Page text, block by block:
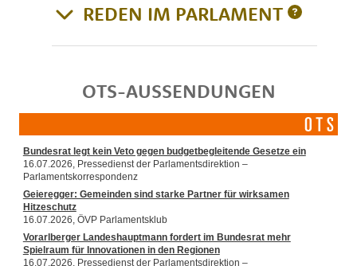
REDEN IM PARLAMENT
OTS-AUSSENDUNGEN